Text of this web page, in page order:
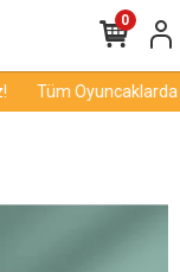
Tüm Oyuncaklarda
0